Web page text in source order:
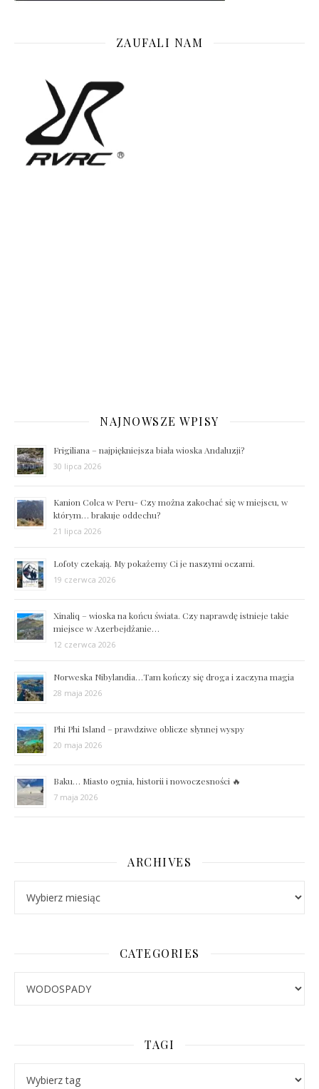
ZAUFALI NAM
NAJNOWSZE WPISY
Frigiliana – najpiękniejsza biała wioska Andaluzji?
30 lipca 2026
Kanion Colca w Peru- Czy można zakochać się w miejscu, w
którym… brakuje oddechu?
21 lipca 2026
Lofoty czekają. My pokażemy Ci je naszymi oczami.
19 czerwca 2026
Xinaliq – wioska na końcu świata. Czy naprawdę istnieje takie
miejsce w Azerbejdżanie…
12 czerwca 2026
Norweska Nibylandia…Tam kończy się droga i zaczyna magia
28 maja 2026
Phi Phi Island – prawdziwe oblicze słynnej wyspy
20 maja 2026
Baku… Miasto ognia, historii i nowoczesności 🔥
7 maja 2026
ARCHIVES
CATEGORIES
TAGI